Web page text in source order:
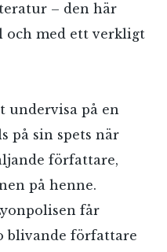
– den här
med ett verkligt
undervisa på en
på sin spets när
författare,
på henne.
får
blivande författare